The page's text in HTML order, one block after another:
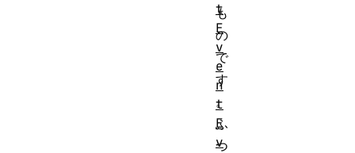
も
の
で
す
。
ふ
つ
t
E
v
e
n
t
E
v